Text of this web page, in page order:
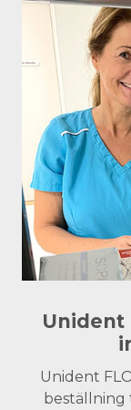
Unident
Unident
beställning